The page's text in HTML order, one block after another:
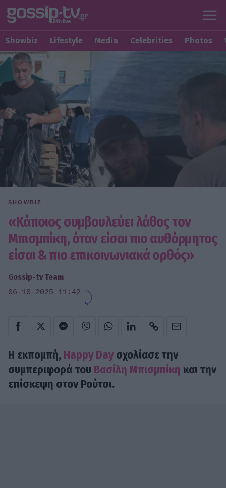
Showbiz Lifestyle Media Celebrities Photos
SHOWBIZ
«Κάποιος συμβουλεύει λάθος τον
Μπισμπίκη, όταν είσαι πιο αυθόρμητος
είσαι & πιο επικοινωνιακά ορθός»
Gossip-tv Team
06-10-2025 11:42
Η εκπομπή, Happy Day σχολίασε την
συμπεριφορά του Βασίλη Μπισμπίκη και την
επίσκεψη στον Ρούτσι.